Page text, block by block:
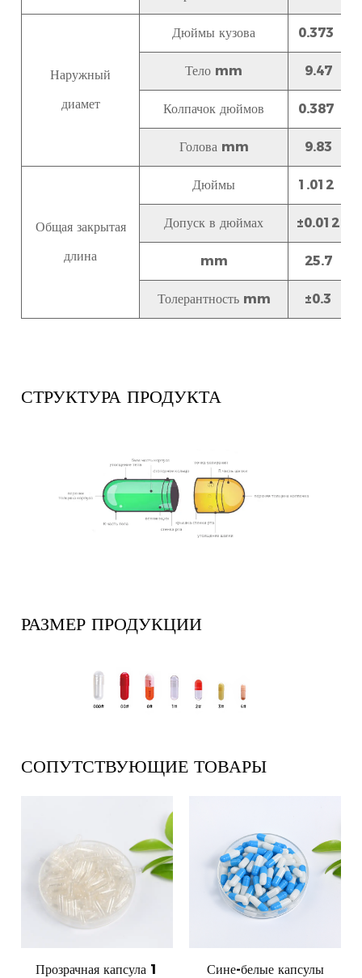
Наружный
диамет
Дюймы кузова 0.373
Тело mm 9.47
Колпачок дюймов 0.387
Головаmm 9.83
Общая закрытая
длина
Дюймы 1.012
Допуск в дюймах ±0.012
mm 25.7
Толерантность mm ±0.3
СТРУКТУРА ПРОДУКТА
РАЗМЕР ПРОДУКЦИИ
СОПУТСТВУЮЩИЕ ТОВАРЫ
капсула 1 Сине-белые капсулы Все